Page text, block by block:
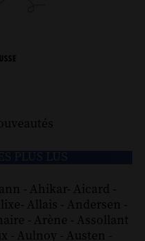
- Ahikar- Aicard -
- Allais - Andersen -
- Arène - Assollant
- Aulnoy - Austen -